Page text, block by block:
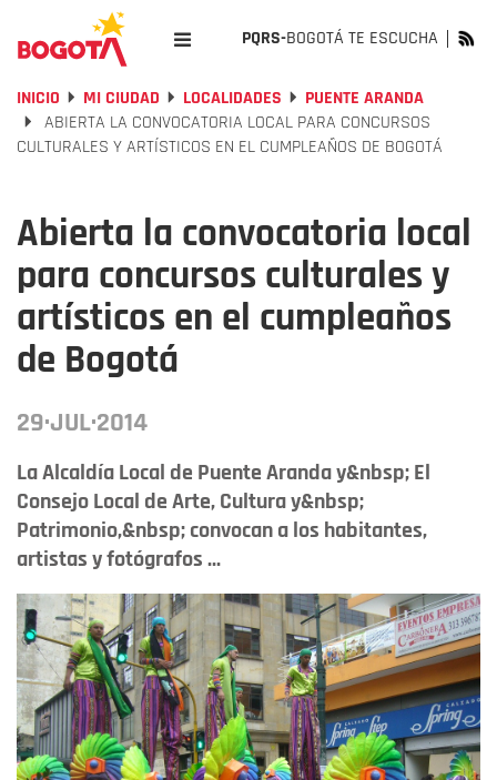
PQRS-BOGOTÁ TE ESCUCHA
INICIO MI CIUDAD LOCALIDADES
PUENTE ARANDA
ABIERTA LA CONVOCATORIA LOCAL PARA CONCURSOS
CULTURALES Y ARTÍSTICOS EN EL CUMPLEAÑOS DE BOGOTÁ
Abierta la convocatoria local
para concursos culturales y
artísticos en el cumpleaños
de Bogotá
29·JUL·2014
La Alcaldía Local de Puente Aranda y&nbsp; El
Consejo Local de Arte, Cultura y&nbsp;
Patrimonio,&nbsp; convocan a los habitantes,
artistas y fotógrafos ...